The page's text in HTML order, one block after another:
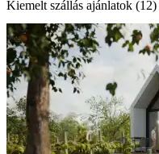
Kiemelt szállás ajánlatok (12)